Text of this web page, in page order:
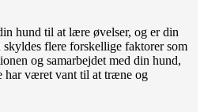
hund til at lære øvelser, og er din
flere forskellige faktorer som
og samarbejdet med din hund,
har været vant til at træne og